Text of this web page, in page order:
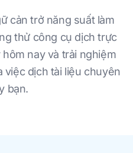
cản trở năng suất làm
thử công cụ dịch trực
nay và trải nghiệm
việc dịch tài liệu chuyên
bạn.